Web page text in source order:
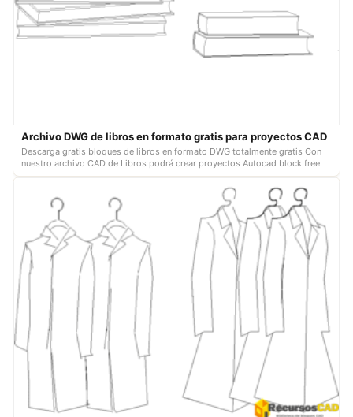
Archivo DWG de libros en formato gratis para proyectos CAD
Descarga gratis bloques de libros en formato DWG totalmente gratis Con
nuestro archivo CAD de Libros podrá crear proyectos Autocad block free